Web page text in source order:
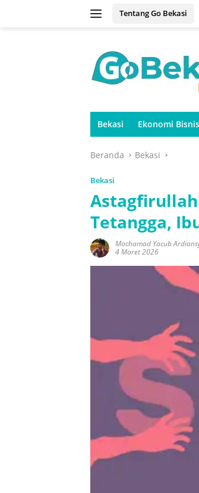
Tentang Go Bekasi
Bekasi Ekonomi Bisnis
Beranda Bekasi
Bekasi
Tetangga,
Mochamad Yacub
4 Maret 2026